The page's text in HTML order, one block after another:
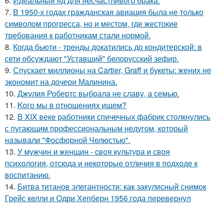
7. В 1950-х годах гражданская авиация была не только
символом прогресса, но и местом, где жестокие
требования к работникам стали нормой.
8. Когда бьюти - тренды докатились до кондитерской: в
сети обсуждают "Уставший" белорусский зефир.
9. Спускает миллионы на Cartier, Graff и букеты: жених не
экономит на дочери Малинина.
10. Джулия Робертс выбрала не славу, а семью.
11. Koго мы в отношениях ищем?
12. В XIX веке работники спичечных фабрик столкнулись
с пугающим профессиональным недугом, который
называли "Фосфорной Челюстью".
13. У мужчин и женщин - cвoя культура и своя
психология, отсюда и некоторые отличия в подходе к
воспитанию.
14. Битва титанов элегантности: как закулисный снимок
Грейс келли и Одри Хепберн 1956 года перевернул